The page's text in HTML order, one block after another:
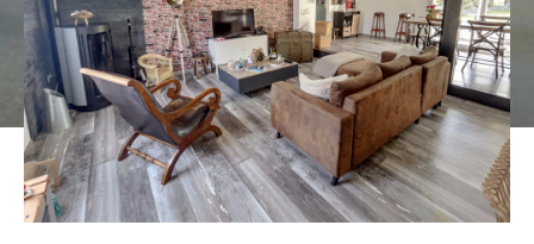
Budget
Budget
Surface
SURFACE
Pièces
Pièces